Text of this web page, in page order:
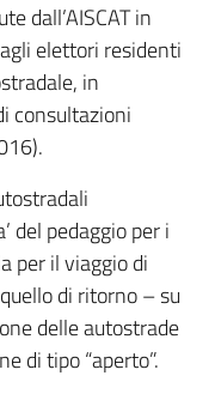
dall’AISCAT in
elettori residenti
in
consultazioni
del pedaggio per i
per il viaggio di
di ritorno – su
delle autostrade
di tipo “aperto”.